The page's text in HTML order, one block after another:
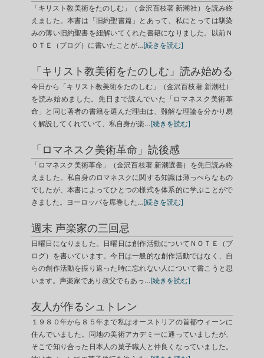
「キリスト教美術をたのしむ」（金沢百枝著 新潮社）を読み終
えました。本書は「旧約聖書篇」とあって、私にとっては馴染
みの薄い旧約聖書を紐解いてくれた書籍になりました。以前Ｎ
ＯＴＥ（ブログ）に書いたことが…[続きを読む]
「キリスト教美術をたのしむ」読み始める
今日から「キリスト教美術をたのしむ」（金沢百枝著 新潮社）
を読み始めました。先日まで読んでいた「ロマネスク美術革
命」と同じ著者の書籍を選んだ理由は、難解な理論を分かり易
く解説してくれていて、私自身が楽…[続きを読む]
「ロマネスク美術革命」読後感
「ロマネスク美術革命」（金沢百枝著 新潮選書）を先日読み終
えました。私自身のロマネスクに関する知識は薄っぺらなもの
でしたが、本書によってひとつの様式を体系的に学ぶことがで
きました。ヨーロッパを席巻した…[続きを読む]
週末 声楽家の三回忌
日曜日になりました。日曜日は創作活動についてＮＯＴＥ（ブ
ログ）を書いています。今日は一般的な創作活動ではなく、自
らの創作活動を振り返った時に忘れない人について書こうと思
います。声楽家であり叔父でもあっ…[続きを読む]
友人が作るシュトレン
１９８０年から８５年まで私はオーストリアの首都ウィーンに
住んでいました。同地の美術アカデミーに通っていましたが、
そこで知り合った日本人の菓子職人と仲良くなっていました。